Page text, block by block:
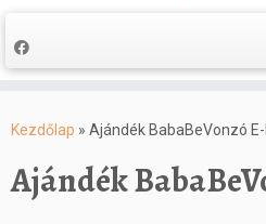
toKezdőlap » Ajándék BabaBeVonzó
Ajándék